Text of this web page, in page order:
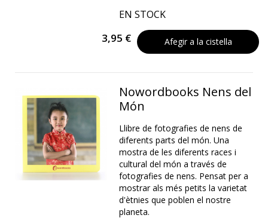
EN STOCK
3,95 € Afegir a la cistella
Nowordbooks Nens del
Món
Llibre de fotografies de nens de
diferents parts del món. Una
mostra de les diferents races i
cultural del món a través de
fotografies de nens. Pensat per a
mostrar als més petits la varietat
d'ètnies que poblen el nostre
planeta.